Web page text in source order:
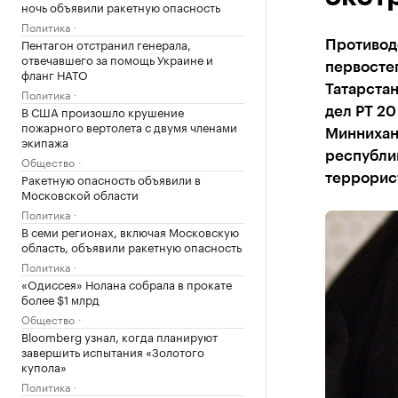
ночь объявили ракетную опасность
Политика
Пентагон отстранил генерала,
отвечавшего за помощь Украине и
фланг НАТО
Политика
В США произошло крушение
пожарного вертолета с двумя членами
экипажа
Общество
Ракетную опасность объявили в
Московской области
Политика
В семи регионах, включая Московскую
область, объявили ракетную опасность
Политика
«Одиссея» Нолана собрала в прокате
более $1 млрд
Общество
Bloomberg узнал, когда планируют
завершить испытания «Золотого
купола»
Политика
дел РТ 20